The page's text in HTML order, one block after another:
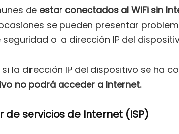
de estar conectados al WiFi sin
se pueden presentar
o la dirección IP del
la dirección IP del dispositivo se ha
no podrá acceder a Internet.
servicios de Internet (ISP)